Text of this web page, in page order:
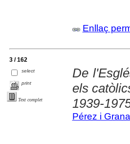
Enllaç
3 / 162
select
print
Text complet
De
els
1939-
Pérez i